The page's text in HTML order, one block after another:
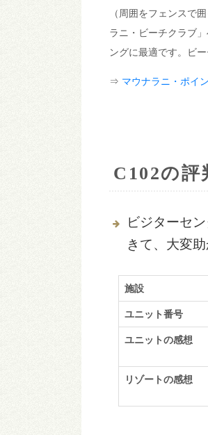
（周囲をフェンスで
ラニ・ビーチクラブ
ングに最適です。ビ
⇒ マウナラニ・ポイ
C102の評
ビジターセ
きて、大変
施設
ユニット番号
ユニットの感想
リゾートの感想